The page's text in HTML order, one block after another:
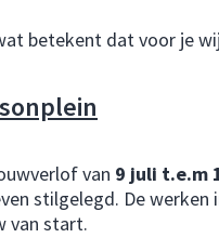
betekent dat voor je
van 9 juli t.e.m
stilgelegd. De
van start.